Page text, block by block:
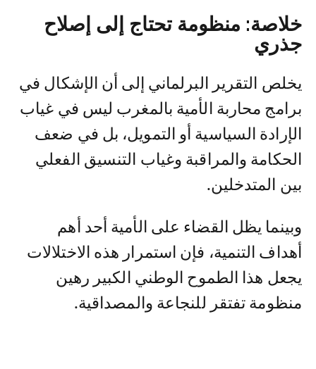
خلاصة: منظومة تحتاج إلى إصلاح
جذري
يخلص التقرير البرلماني إلى أن الإشكال في
برامج محاربة الأمية بالمغرب ليس في غياب
الإرادة السياسية أو التمويل، بل في ضعف
الحكامة والمراقبة وغياب التنسيق الفعلي
بين المتدخلين.
وبينما يظل القضاء على الأمية أحد أهم
أهداف التنمية، فإن استمرار هذه الاختلالات
يجعل هذا الطموح الوطني الكبير رهين
منظومة تفتقر للنجاعة والمصداقية.